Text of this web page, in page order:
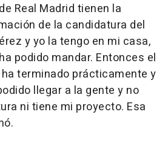
Real Madrid tienen la
de la candidatura del
y yo la tengo en mi casa,
podido mandar. Entonces el
terminado prácticamente y
llegar a la gente y no
ni tiene mi proyecto. Esa